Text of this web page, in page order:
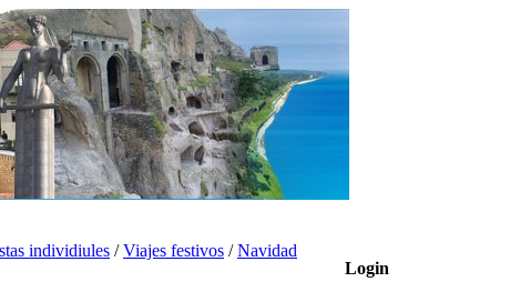
individiules /Viajes festivos /Navidad
Login